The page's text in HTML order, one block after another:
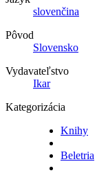
slovenčina
Pôvod
Slovensko
Vydavateľstvo
Ikar
Kategorizácia
Knihy
Beletria